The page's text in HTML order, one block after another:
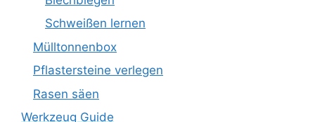
Schweißen lernen
Mülltonnenbox
Pflastersteine verlegen
Rasen säen
Werkzeug Guide